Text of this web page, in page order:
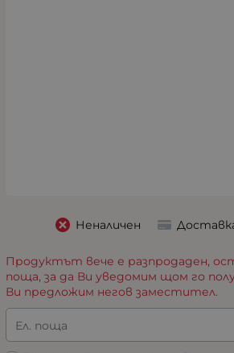
Неналичен
Продуктът вече е разпродаден,
поща, за да Ви уведомим щом го
Ви предложим негов заместител.
Ел. поща